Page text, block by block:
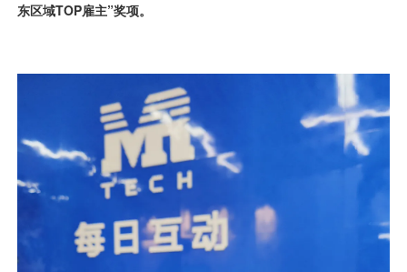
AI应用工坊
海外推送
城市治理
大数据精准宣防
我的开发者中心
公司简介
新闻动态